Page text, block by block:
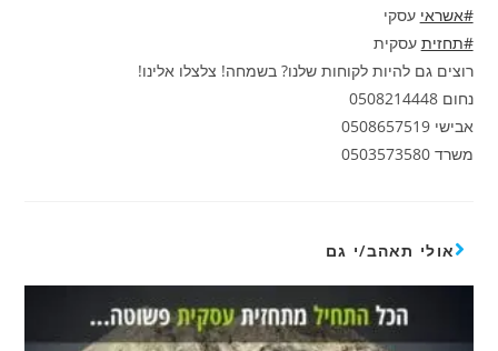
#אשראי עסקי
#תחזית עסקית
רוצים גם להיות לקוחות שלנו? בשמחה! צלצלו אלינו!
נחום 0508214448
אבישי 0508657519
משרד 0503573580
אולי תאהב/י גם